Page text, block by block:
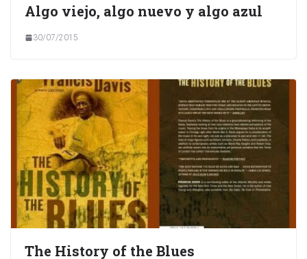
Algo viejo, algo nuevo y algo azul
30/07/2015
The History of the Blues